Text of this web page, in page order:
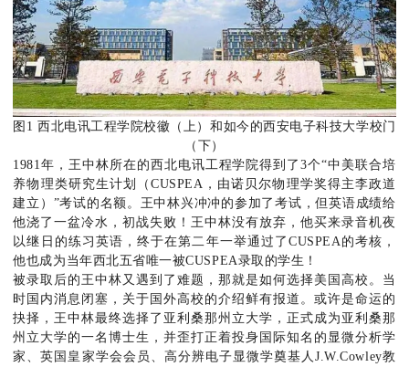
图1 西北电讯工程学院校徽（上）和如今的西安电子科技大学校门
（下）
1981年，王中林所在的西北电讯工程学院得到了3个“中美联合培
养物理类研究生计划（CUSPEA，由诺贝尔物理学奖得主李政道
建立）”考试的名额。王中林兴冲冲的参加了考试，但英语成绩给
他浇了一盆冷水，初战失败！王中林没有放弃，他买来录音机夜
以继日的练习英语，终于在第二年一举通过了CUSPEA的考核，
他也成为当年西北五省唯一被CUSPEA录取的学生！
被录取后的王中林又遇到了难题，那就是如何选择美国高校。当
时国内消息闭塞，关于国外高校的介绍鲜有报道。或许是命运的
抉择，王中林最终选择了亚利桑那州立大学，正式成为亚利桑那
州立大学的一名博士生，并歪打正着投身国际知名的显微分析学
家、英国皇家学会会员、高分辨电子显微学奠基人J.W.Cowley教